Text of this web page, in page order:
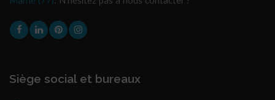
Siège social et bureaux